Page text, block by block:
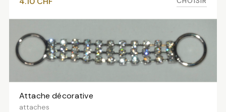
VOIR LES VARIANTES
Attache décorative
attaches